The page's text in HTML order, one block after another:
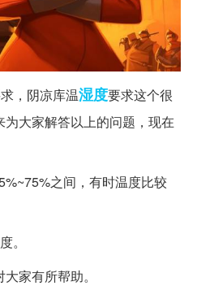
，阴凉库温湿度要求这个很
大家解答以上的问题，现在
之间，有时温度比较
。
家有所帮助。